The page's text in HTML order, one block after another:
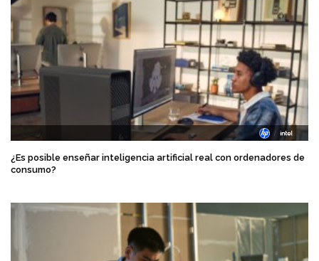
¿Es posible enseñar inteligencia artificial real con ordenadores de
consumo?